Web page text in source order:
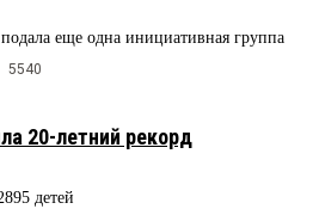
еще одна инициативная группа
5540
20-летний рекорд
детей